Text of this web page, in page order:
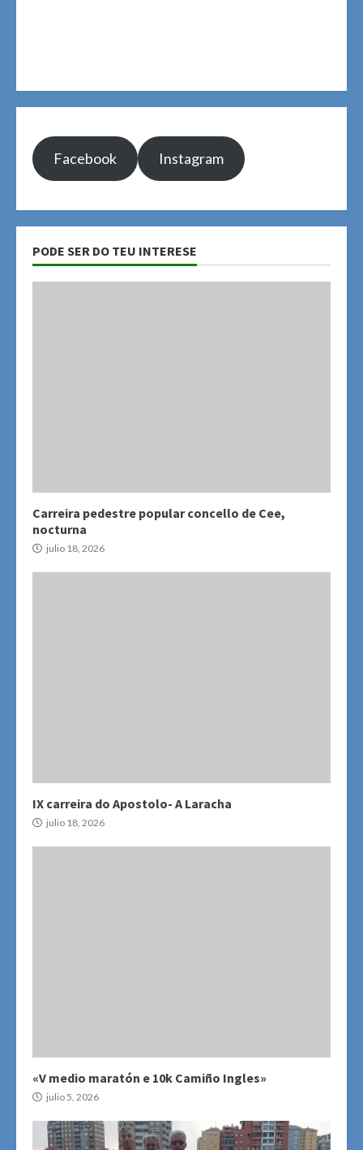
Facebook Instagram
PODE SER DO TEU INTERESE
Carreira pedestre popular concello de Cee,
nocturna
julio 18, 2026
IX carreira do Apostolo- A Laracha
julio 18, 2026
«V medio maratón e 10k Camiño Ingles»
julio 5, 2026